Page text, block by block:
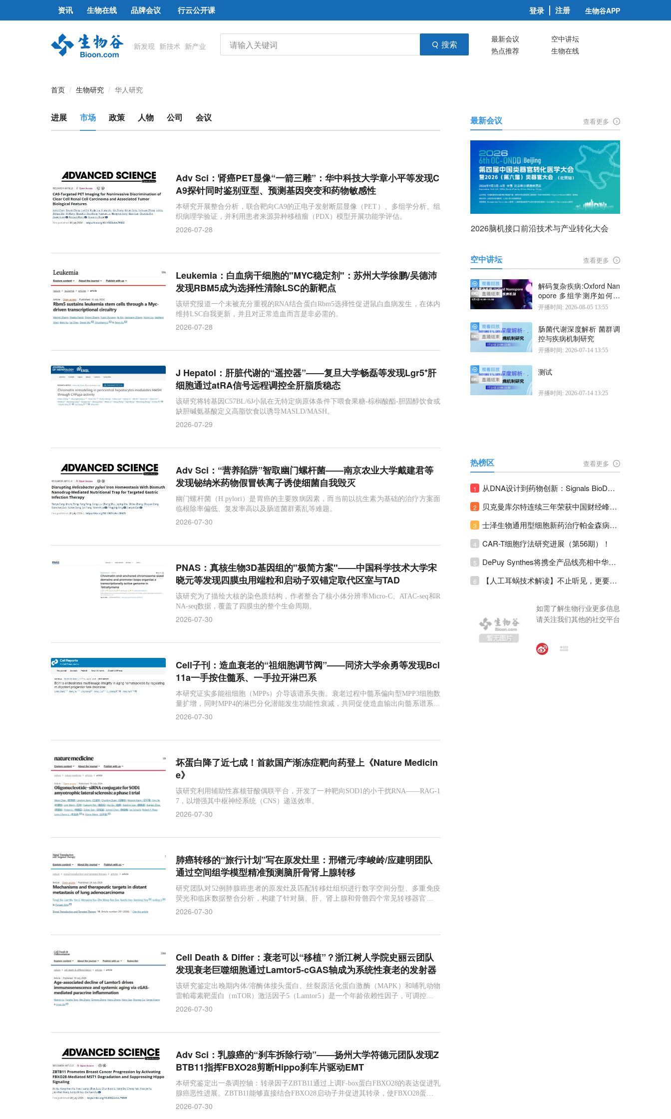
资讯 生物在线 品牌会议 行云公开课 登录 注册 生物谷APP
搜索 最新会议
空中讲坛
热点推荐
生物在线
首页 生物研究 华人研究
进展 市场 政策 人物 公司 会议
Adv Sci：肾癌PET显像“一箭三雕”：华中科技大学章小平等发现C
A9探针同时鉴别亚型、预测基因突变和药物敏感性
本研究开展整合分析，联合靶向CA9的正电子发射断层显像（PET）、多组学分析、组
织病理学验证，并利用患者来源异种移植瘤（PDX）模型开展功能学评估。
2026-07-28
Leukemia：白血病干细胞的"MYC稳定剂"：苏州大学徐鹏/吴德沛
发现RBM5成为选择性清除LSC的新靶点
该研究报道一个未被充分重视的RNA结合蛋白Rbm5选择性促进鼠白血病发生，在体内
维持LSC自我更新，并且对正常造血而言是非必需的。
2026-07-28
J Hepatol：肝脏代谢的“遥控器”——复旦大学畅磊等发现Lgr5⁺肝
细胞通过atRA信号远程调控全肝脂质稳态
该研究将转基因C57BL/6J小鼠在无特定病原体条件下喂食果糖-棕榈酸酯-胆固醇饮食或
缺胆碱氨基酸定义高脂饮食以诱导MASLD/MASH。
2026-07-29
Adv Sci：“营养陷阱”智取幽门螺杆菌——南京农业大学戴建君等
发现铋纳米药物假冒铁离子诱使细菌自我毁灭
幽门螺杆菌（H.pylori）是胃癌的主要致病因素，而当前以抗生素为基础的治疗方案面
临根除率偏低、复发率高以及肠道菌群紊乱等难题。
2026-07-30
PNAS：真核生物3D基因组的"极简方案"——中国科学技术大学宋
晓元等发现四膜虫用端粒和启动子双锚定取代区室与TAD
该研究为了描绘大核的染色质结构，作者整合了核小体分辨率Micro-C、ATAC-seq和R
NA-seq数据，覆盖了四膜虫的整个生命周期。
2026-07-30
Cell子刊：造血衰老的“祖细胞调节阀”——同济大学余勇等发现Bcl
11a一手按住髓系、一手拉开淋巴系
本研究证实多能祖细胞（MPPs）介导该谱系失衡。衰老过程中髓系偏向型MPP3细胞数
量扩增，同时MPP4的淋巴分化潜能发生功能性衰减，共同促使造血输出向髓系谱系倾
斜。
2026-07-30
坏蛋白降了近七成！首款国产渐冻症靶向药登上《Nature Medicin
e》
该研究利用辅助性寡核苷酸偶联平台，开发了一种靶向SOD1的小干扰RNA——RAG-1
7，以增强其中枢神经系统（CNS）递送效率。
2026-07-30
肺癌转移的“旅行计划”写在原发灶里：邢镨元‌/李峻岭/应建明团队
通过空间组学模型精准预测脑肝骨肾上腺转移
研究团队对52例肺腺癌患者的原发灶及匹配转移灶组织进行数字空间分型、多重免疫
荧光和临床数据整合分析，构建了针对脑、肝、肾上腺和骨骼四个常见转移器官的预
测模型。
2026-07-30
Cell Death & Differ：衰老可以“移植”？浙江树人学院史丽云团队
发现衰老巨噬细胞通过Lamtor5-cGAS轴成为系统性衰老的发射器
该研究鉴定出晚期内体/溶酶体接头蛋白、丝裂原活化蛋白激酶（MAPK）和哺乳动物
雷帕霉素靶蛋白（mTOR）激活因子5（Lamtor5）是一个年龄依赖性因子，可调控巨噬
细胞衰老和外周衰老。
2026-07-30
Adv Sci：乳腺癌的“刹车拆除行动”——扬州大学符德元团队发现Z
BTB11指挥FBXO28剪断Hippo刹车片驱动EMT
本研究鉴定出一条调控轴：转录因子ZBTB11通过上调F-box蛋白FBXO28的表达促进乳
腺癌恶性进展。ZBTB11能够直接结合FBXO28启动子并促进其转录，使FBXO28蛋白水
平升高。
2026-07-30
最新会议 查看更多
2026脑机接口前沿技术与产业转化大会
空中讲坛 查看更多
解码复杂疾病:Oxford Nan
opore 多组学测序如何揭
示疾病机制
开播时间: 2026-08-05 13:55
肠菌代谢深度解析 菌群调
控与疾病机制研究
开播时间: 2026-07-14 13:55
测试
开播时间: 2026-07-14 13:25
热榜区 查看更多
1 从DNA设计到药物创新：Signals BioDesign如何重塑分子生物学研发生态！
2 贝克曼库尔特连续三年荣获中国财经峰会三项大奖！
3 士泽生物通用型细胞新药治疗帕金森病注册临床II期全部入组完成！
4 CAR-T细胞疗法研究进展（第56期）！
5 DePuy Synthes将携全产品线亮相中华医学会运动医疗分会大会，加码布局中国运动医学创新赛道！
6 【人工耳蜗技术解读】不止听见，更要听见未来 ---- 智能耳蜗，开启人工耳蜗技术新纪元！
如需了解生物行业更多信息
请关注我们其他的社交平台